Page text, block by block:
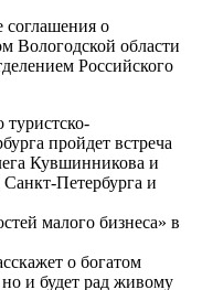
соглашения о
Вологодской области
Российского
туристско-
пройдет встреча
Кувшинникова и
Санкт-Петербурга и
малого бизнеса» в
о богатом
и будет рад живому